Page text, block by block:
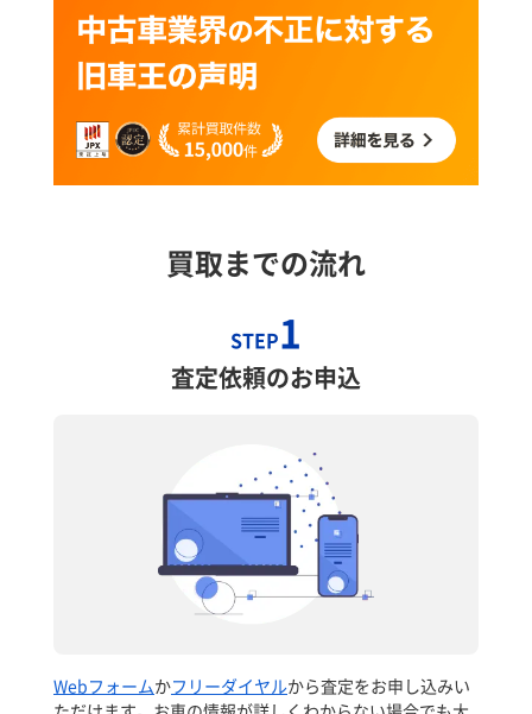
買取までの流れ
STEP1
査定依頼のお申込
Webフォームかフリーダイヤルから査定をお申し込みい